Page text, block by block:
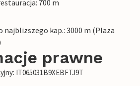
700 m
najblizszego kap.: 3000 m (Plaza
prawne
IT065031B9XEBFTJ9T